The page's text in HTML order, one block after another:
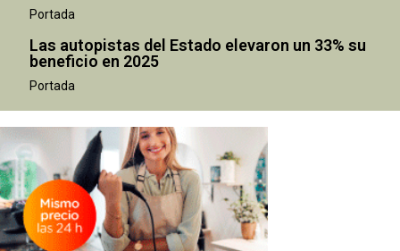
Portada
Las autopistas del Estado elevaron un 33% su
beneficio en 2025
Portada